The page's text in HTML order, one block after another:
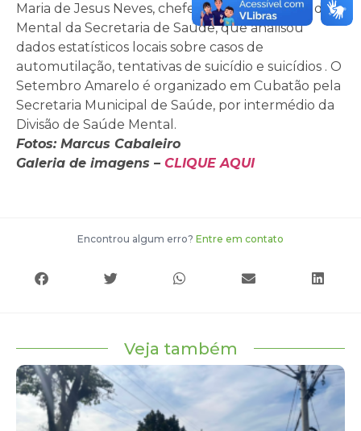
Maria de Jesus Neves, chefe do Serviço de Saúde
Mental da Secretaria de Saúde, que analisou
dados estatísticos locais sobre casos de
automutilação, tentativas de suicídio e suicídios . O
Setembro Amarelo é organizado em Cubatão pela
Secretaria Municipal de Saúde, por intermédio da
Divisão de Saúde Mental.
Fotos: Marcus Cabaleiro
Galeria de imagens – CLIQUE AQUI
Encontrou algum erro? Entre em contato
Veja também